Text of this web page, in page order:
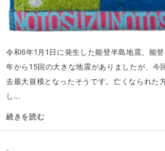
令和6年1月1日に発生した能登半島地震。能
年から15回の大きな地震がありましたが、
去最大規模となったそうです。亡くなられた
し...
続きを読む